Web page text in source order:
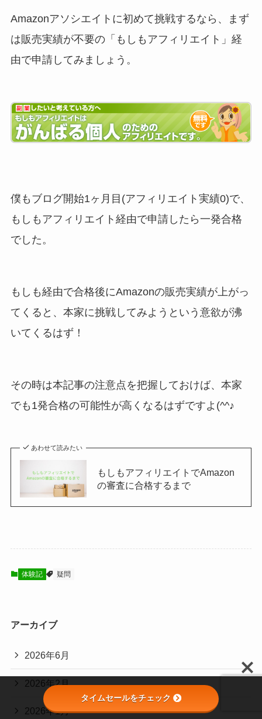
Amazonアソシエイトに初めて挑戦するなら、まず
は販売実績が不要の「もしもアフィリエイト」経
由で申請してみましょう。
僕もブログ開始1ヶ月目(アフィリエイト実績0)で、
もしもアフィリエイト経由で申請したら一発合格
でした。
もしも経由で合格後にAmazonの販売実績が上がっ
てくると、本家に挑戦してみようという意欲が沸
いてくるはず！
その時は本記事の注意点を把握しておけば、本家
でも1発合格の可能性が高くなるはずですよ(^^♪
あわせて読みたい
もしもアフィリエイトでAmazon
の審査に合格するまで
体験記 疑問
アーカイブ
2026年6月
2026年2月
2026年1月
タイムセールをチェック